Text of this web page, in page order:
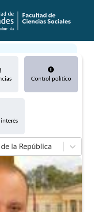
Control político
la República